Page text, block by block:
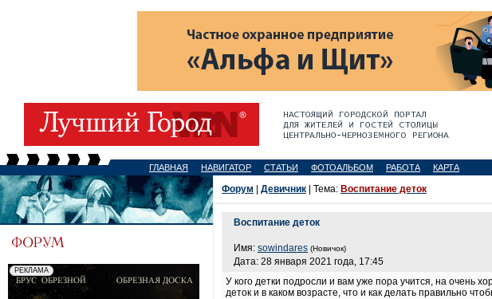
ГЛАВНАЯ НАВИГАТОР СТАТЬИ ФОТОАЛЬБОМ РАБОТА КАРТА
Форум Девичник | Тема: Воспитание деток
Воспитание деток
Имя: sowindares (Новичок)
Дата: 28 января 2021 года, 17:45
У кого детки подросли и вам уже пора учится, на очень
деток и в каком возрасте, что и как делать правильно